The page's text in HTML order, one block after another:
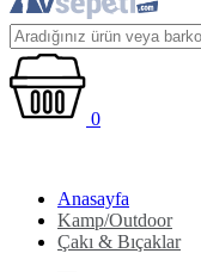
0
Anasayfa
Kamp/Outdoor
Çakı & Bıçaklar